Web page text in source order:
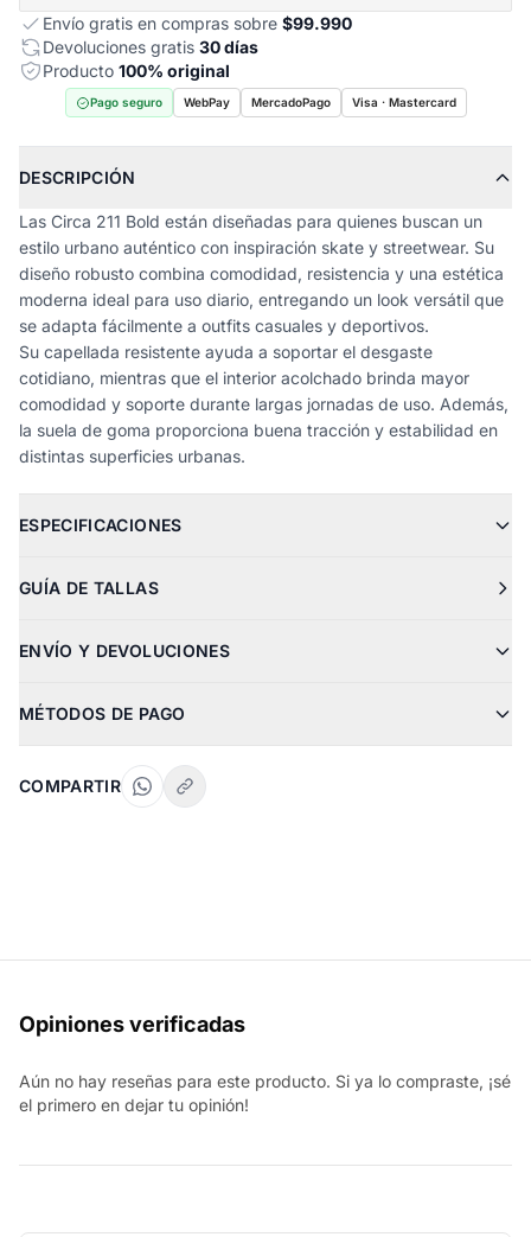
Envío gratis en compras sobre $99.990
Devoluciones gratis 30 días
Producto 100% original
Pago seguro WebPay MercadoPago Visa · Mastercard
DESCRIPCIÓN
Las Circa 211 Bold están diseñadas para quienes buscan un
estilo urbano auténtico con inspiración skate y streetwear. Su
diseño robusto combina comodidad, resistencia y una estética
moderna ideal para uso diario, entregando un look versátil que
se adapta fácilmente a outfits casuales y deportivos.
Su capellada resistente ayuda a soportar el desgaste
cotidiano, mientras que el interior acolchado brinda mayor
comodidad y soporte durante largas jornadas de uso. Además,
la suela de goma proporciona buena tracción y estabilidad en
distintas superficies urbanas.
ESPECIFICACIONES
GUÍA DE TALLAS
ENVÍO Y DEVOLUCIONES
MÉTODOS DE PAGO
COMPARTIR
Opiniones verificadas
Aún no hay reseñas para este producto. Si ya lo compraste, ¡sé
el primero en dejar tu opinión!